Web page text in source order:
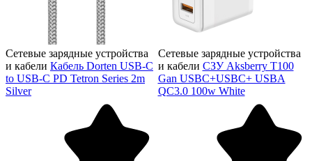
Сетевые зарядные устройства
и кабели Кабель Dorten USB-C
to USB-C PD Tetron Series 2m
Silver
Сетевые зарядные устройства
и кабели СЗУ Aksberry T100
Gan USBC+USBC+ USBA
QC3.0 100w White